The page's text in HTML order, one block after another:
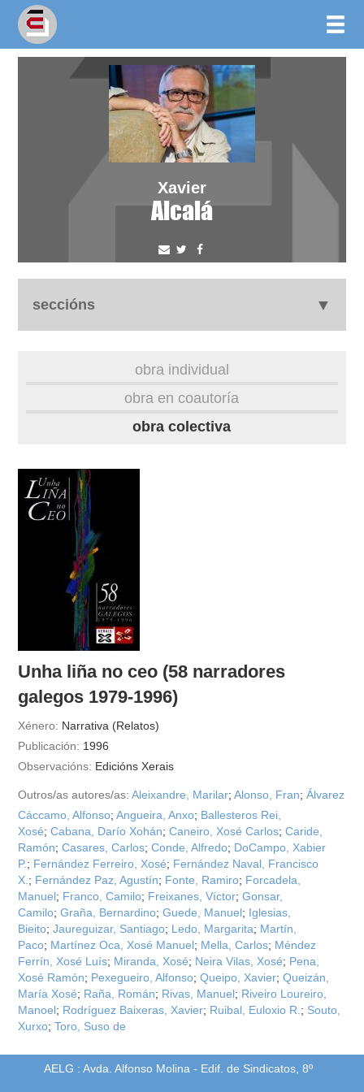
Xavier
Alcalá
seccións
videoteca
materiais didácticos
outros docs
obra individual
obra en coautoría
obra colectiva
Unha liña no ceo (58 narradores
galegos 1979-1996)
Xénero: Narrativa (Relatos)
Publicación: 1996
Observacións: Edicións Xerais
Outros/as autores/as: Aleixandre, Marilar;Alonso, Fran;Álvarez
Cáccamo, Alfonso;Angueira, Anxo; Ballesteros Rei,
Xosé;Cabana, Darío Xohán;Caneiro, Xosé Carlos;Caride,
Ramón;Casares, Carlos;Conde, Alfredo; DoCampo, Xabier
P.; Fernández Ferreiro, Xosé; Fernández Naval, Francisco
X. ; Fernández Paz, Agustín; Fonte, Ramiro; Forcadela,
Manuel; Franco, Camilo; Freixanes, Víctor;Gonsar,
Camilo;Graña, Bernardino;Guede, Manuel; Iglesias,
Bieito;Jaureguizar, Santiago; Ledo, Margarita; Martín,
Paco; Martínez Oca, Xosé Manuel; Mella, Carlos; Méndez
Ferrín, Xosé Luís; Miranda, Xosé; Neira Vilas, Xosé; Pena,
Xosé Ramón; Pexegueiro, Alfonso;Queipo, Xavier;Queizán,
María Xosé; Raña, Román; Rivas, Manuel; Riveiro Loureiro,
Manoel; Rodríguez Baixeras, Xavier; Ruibal, Euloxio R. ; Souto,
Xurxo;Toro, Suso de
AELG : Avda. Alfonso Molina - Edif. de Sindicatos, 8º